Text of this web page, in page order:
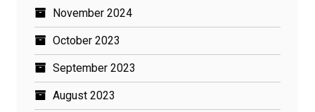
November 2024
October 2023
September 2023
August 2023